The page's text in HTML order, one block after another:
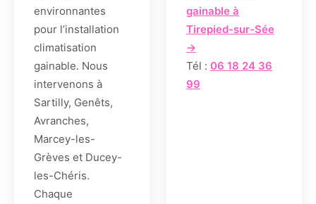
environnantes
pour l’installation
climatisation
gainable. Nous
intervenons à
Sartilly, Genêts,
Avranches,
Marcey-les-
Grèves et Ducey-
les-Chéris.
Chaque
gainable à
Tirepied-sur-Sée
→
Tél : 06 18 24 36
99